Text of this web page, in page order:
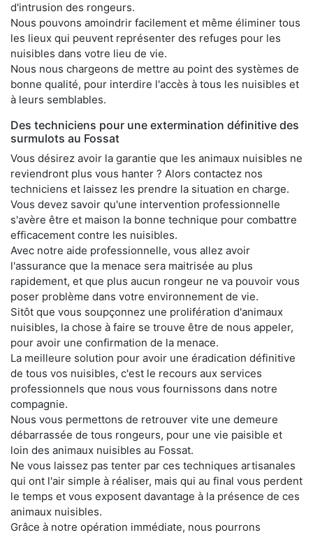
d'intrusion des rongeurs.
Nous pouvons amoindrir facilement et même éliminer tous
les lieux qui peuvent représenter des refuges pour les
nuisibles dans votre lieu de vie.
Nous nous chargeons de mettre au point des systèmes de
bonne qualité, pour interdire l'accès à tous les nuisibles et
à leurs semblables.
Des techniciens pour une extermination définitive des
surmulots au Fossat
Vous désirez avoir la garantie que les animaux nuisibles ne
reviendront plus vous hanter ? Alors contactez nos
techniciens et laissez les prendre la situation en charge.
Vous devez savoir qu'une intervention professionnelle
s'avère être et maison la bonne technique pour combattre
efficacement contre les nuisibles.
Avec notre aide professionnelle, vous allez avoir
l'assurance que la menace sera maitrisée au plus
rapidement, et que plus aucun rongeur ne va pouvoir vous
poser problème dans votre environnement de vie.
Sitôt que vous soupçonnez une prolifération d'animaux
nuisibles, la chose à faire se trouve être de nous appeler,
pour avoir une confirmation de la menace.
La meilleure solution pour avoir une éradication définitive
de tous vos nuisibles, c'est le recours aux services
professionnels que nous vous fournissons dans notre
compagnie.
Nous vous permettons de retrouver vite une demeure
débarrassée de tous rongeurs, pour une vie paisible et
loin des animaux nuisibles au Fossat.
Ne vous laissez pas tenter par ces techniques artisanales
qui ont l'air simple à réaliser, mais qui au final vous perdent
le temps et vous exposent davantage à la présence de ces
animaux nuisibles.
Grâce à notre opération immédiate, nous pourrons